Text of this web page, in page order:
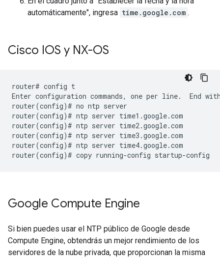
automáticamente", ingresa time.google.com .
Cisco IOS y NX-OS
router# config t
Enter configuration commands, one per line.  End
router(config)# no ntp server
router(config)# ntp server time1.google.com
router(config)# ntp server time2.google.com
router(config)# ntp server time3.google.com
router(config)# ntp server time4.google.com
Google Compute Engine
Si bien puedes usar el NTP público de Google desde
Compute Engine, obtendrás un mejor rendimiento de los
servidores de la nube privada, que proporcionan la misma